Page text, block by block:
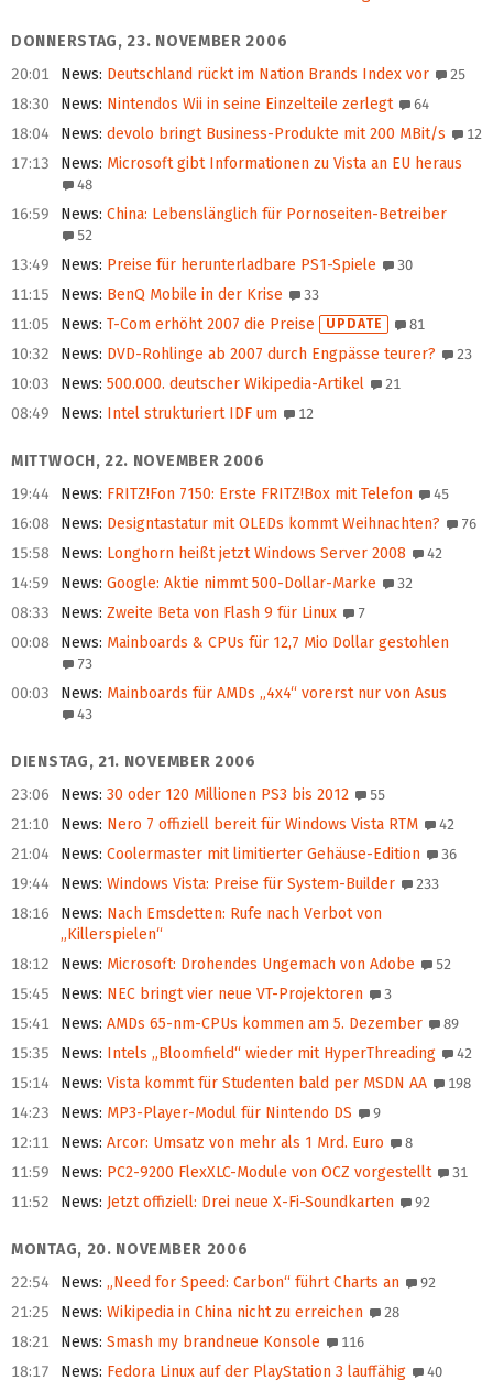
DONNERSTAG, 23. NOVEMBER 2006
20:01
News: Deutschland rückt im Nation Brands Index vor 25
18:30 News: Nintendos Wii in seine Einzelteile zerlegt 64
18:04 News: devolo bringt Business-Produkte mit 200 MBit/s 12
17:13 News: Microsoft gibt Informationen zu Vista an EU heraus
48
16:59 News: China: Lebenslänglich für Pornoseiten-Betreiber
52
13:49 News: Preise für herunterladbare PS1-Spiele 30
11:15 News: BenQ Mobile in der Krise 33
11:05 News: T-Com erhöht 2007 die Preise UPDATE 81
10:32 News: DVD-Rohlinge ab 2007 durch Engpässe teurer? 23
10:03 News: 500.000. deutscher Wikipedia-Artikel 21
08:49 News: Intel strukturiert IDF um 12
MITTWOCH, 22. NOVEMBER 2006
19:44
News: FRITZ!Fon 7150: Erste FRITZ!Box mit Telefon 45
16:08 News: Designtastatur mit OLEDs kommt Weihnachten? 76
15:58 News: Longhorn heißt jetzt Windows Server 2008 42
14:59 News: Google: Aktie nimmt 500-Dollar-Marke 32
08:33 News: Zweite Beta von Flash 9 für Linux 7
00:08 News: Mainboards & CPUs für 12,7 Mio Dollar gestohlen
73
00:03 News: Mainboards für AMDs „4x4“ vorerst nur von Asus
43
DIENSTAG, 21. NOVEMBER 2006
23:06
News: 30 oder 120 Millionen PS3 bis 2012 55
21:10 News: Nero 7 offiziell bereit für Windows Vista RTM 42
21:04 News: Coolermaster mit limitierter Gehäuse-Edition 36
19:44 News: Windows Vista: Preise für System-Builder 233
18:16 News: Nach Emsdetten: Rufe nach Verbot von
„Killerspielen“
18:12
News: Microsoft: Drohendes Ungemach von Adobe 52
15:45 News: NEC bringt vier neue VT-Projektoren 3
15:41 News: AMDs 65-nm-CPUs kommen am 5. Dezember 89
15:35 News: Intels „Bloomfield“ wieder mit HyperThreading 42
15:14 News: Vista kommt für Studenten bald per MSDN AA 198
14:23 News: MP3-Player-Modul für Nintendo DS 9
12:11 News: Arcor: Umsatz von mehr als 1 Mrd. Euro 8
11:59 News: PC2-9200 FlexXLC-Module von OCZ vorgestellt 31
11:52 News: Jetzt offiziell: Drei neue X-Fi-Soundkarten 92
MONTAG, 20. NOVEMBER 2006
22:54
News: „Need for Speed: Carbon“ führt Charts an 92
21:25 News: Wikipedia in China nicht zu erreichen 28
18:21 News: Smash my brandneue Konsole 116
18:17 News: Fedora Linux auf der PlayStation 3 lauffähig 40